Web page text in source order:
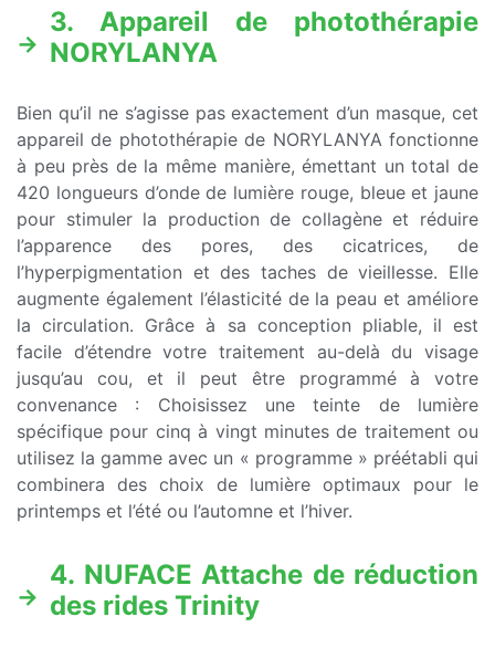
3. Appareil de photothérapie
NORYLANYA
Bien qu’il ne s’agisse pas exactement d’un masque, cet
appareil de photothérapie de NORYLANYA fonctionne
à peu près de la même manière, émettant un total de
420 longueurs d’onde de lumière rouge, bleue et jaune
pour stimuler la production de collagène et réduire
l’apparence des pores, des cicatrices, de
l’hyperpigmentation et des taches de vieillesse. Elle
augmente également l’élasticité de la peau et améliore
la circulation. Grâce à sa conception pliable, il est
facile d’étendre votre traitement au-delà du visage
jusqu’au cou, et il peut être programmé à votre
convenance : Choisissez une teinte de lumière
spécifique pour cinq à vingt minutes de traitement ou
utilisez la gamme avec un « programme » préétabli qui
combinera des choix de lumière optimaux pour le
printemps et l’été ou l’automne et l’hiver.
4. NUFACE Attache de réduction
des rides Trinity